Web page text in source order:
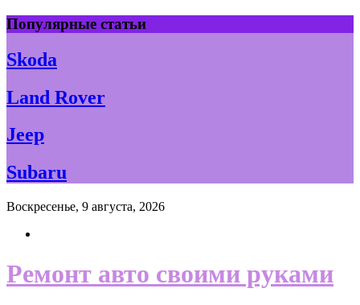
Skip
to
content
Популярные статьи
Skoda
Land Rover
Jeep
Subaru
Воскресенье, 9 августа, 2026
Ремонт авто своими руками